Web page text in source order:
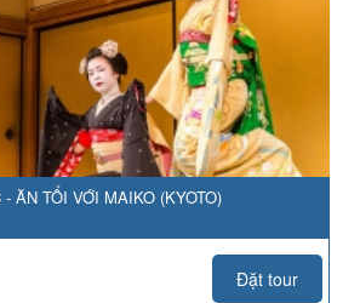
ĂN TỐI VỚI MAIKO (KYOTO)
Đặt tour